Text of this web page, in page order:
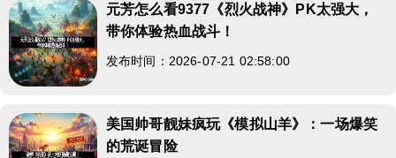
元芳怎么看9377《烈火战神》PK太强大，
带你体验热血战斗！
发布时间：2026-07-21 02:58:00
美国帅哥靓妹疯玩《模拟山羊》：一场爆笑
的荒诞冒险